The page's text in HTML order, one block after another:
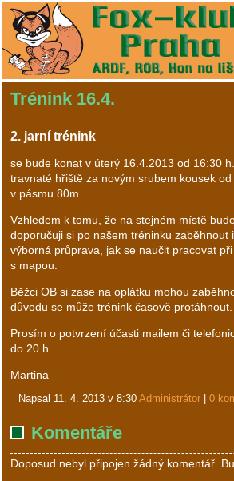
Trénink 16.4.
2. jarní trénink
se bude konat v úterý 16.4.2013 od 16:30
travnaté hřiště za novým srubem kousek od
v pásmu 80m.
Vzhledem k tomu, že na stejném místě
doporučuji si po našem tréninku zaběhnout
výborná průprava, jak se naučit pracovat
s mapou.
Běžci OB si zase na oplátku mohou
důvodu se může trénink časově protáhnout.
Prosím o potvrzení účasti mailem či
do 20 h.
Martina
Napsal 11. 4. 2013 v 8:30 Administrátor 0
Komentáře
Doposud nebyl připojen žádný komentář.